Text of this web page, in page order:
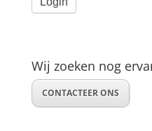
Wij zoeken nog
CONTACTEER ONS